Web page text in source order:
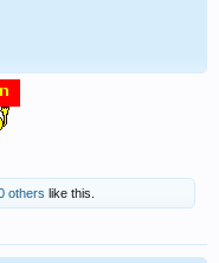
others like this.